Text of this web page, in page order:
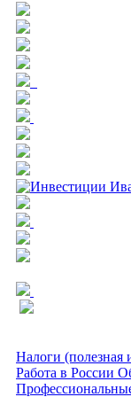
Налоги
Работа в России